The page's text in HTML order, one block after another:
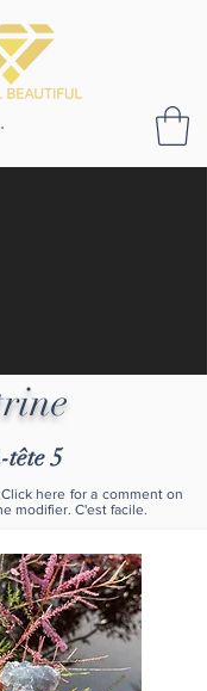
tête 5
here for a comment on
modifier. C'est facile.